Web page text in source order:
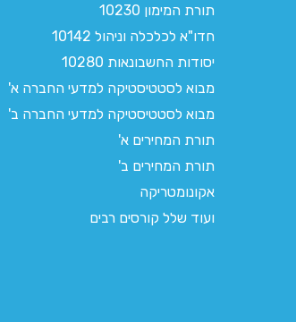
תורת המימון 10230
חדו"א לכלכלה וניהול 10142
יסודות החשבונאות 10280
מבוא לסטטיסטיקה למדעי החברה א'
מבוא לסטטיסטיקה למדעי החברה ב'
תורת המחירים א'
תורת המחירים ב'
אקונומטריקה
ועוד שלל קורסים רבים